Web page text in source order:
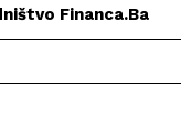
Financa.ba